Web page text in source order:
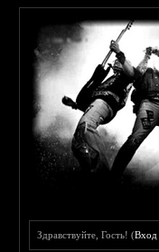
Здравствуйте, Гость! (Вход